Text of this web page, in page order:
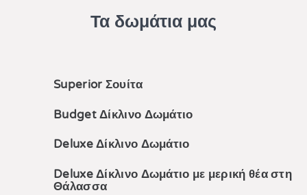
Τα δωμάτια μας
Superior Σουίτα
Budget Δίκλινο Δωμάτιο
Deluxe Δίκλινο Δωμάτιο
Deluxe Δίκλινο Δωμάτιο με μερική θέα στη
Θάλασσα